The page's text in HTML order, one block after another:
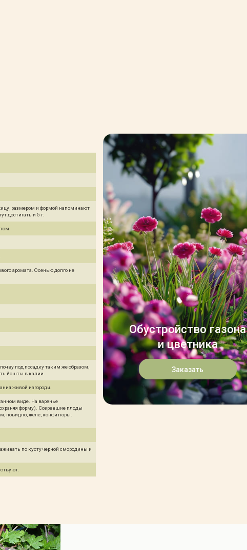
размером и формой напоминают
достигать и 5 г.
аромата. Осенью долго не
под посадку таким же образом,
йошты в калии.
живой изгороди.
виде. На варенье
форму). Созревшие плоды
повидло, желе, конфитюры.
по кусту черной смородины и
Обустройство газона
и цветника
Заказать